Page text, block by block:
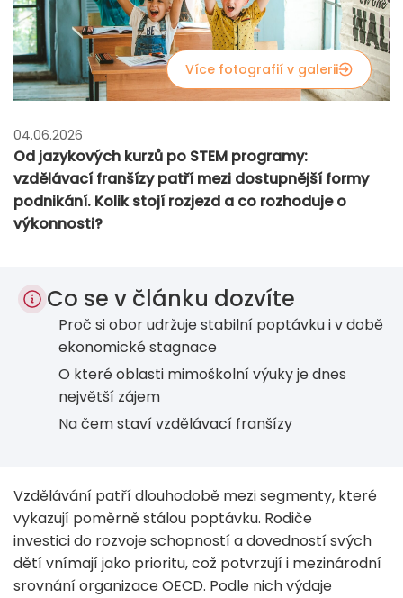
Více fotografií v galerii
04.06.2026
Od jazykových kurzů po STEM programy:
vzdělávací franšízy patří mezi dostupnější formy
podnikání. Kolik stojí rozjezd a co rozhoduje o
výkonnosti?
Co se v článku dozvíte
Proč si obor udržuje stabilní poptávku i v době
ekonomické stagnace
O které oblasti mimoškolní výuky je dnes
největší zájem
Na čem staví vzdělávací franšízy
Vzdělávání patří dlouhodobě mezi segmenty, které
vykazují poměrně stálou poptávku. Rodiče
investici do rozvoje schopností a dovedností svých
dětí vnímají jako prioritu, což potvrzují i mezinárodní
srovnání organizace OECD. Podle nich výdaje